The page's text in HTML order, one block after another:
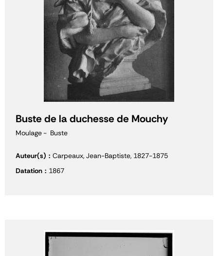
Buste de la duchesse de Mouchy
Moulage Buste
Auteur(s)
Carpeaux, Jean-Baptiste, 1827-1875
Datation
1867